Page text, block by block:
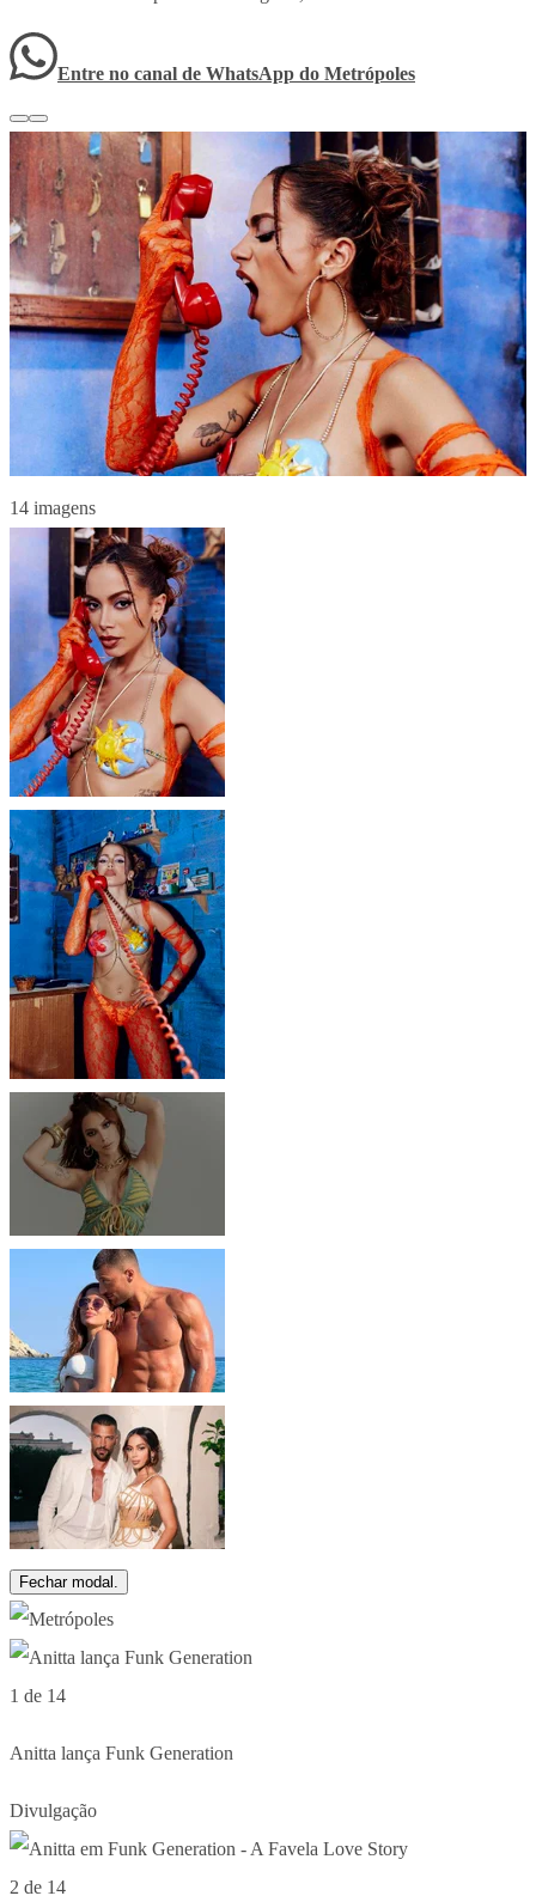
Entre no canal de WhatsApp do Metrópoles
14 imagens
Fechar modal.
1 de 14
Anitta lança Funk Generation
Divulgação
2 de 14